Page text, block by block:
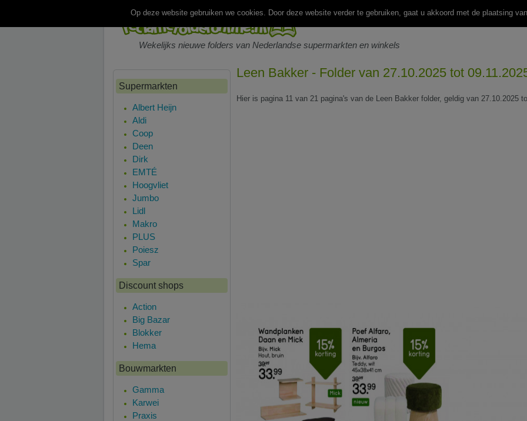
Wekelijks nieuwe folders van Nederlandse supermarkten en winkels
Leen Bakker - Folder van 27.10.2025 tot
Hier is pagina 11 van 21 pagina's van de Leen Bakker folder, geldig van 27.10.2025
Supermarkten
Albert Heijn
Aldi
Coop
Deen
Dirk
EMTÉ
Hoogvliet
Jumbo
Lidl
Makro
PLUS
Poiesz
Spar
Discount shops
Action
Big Bazar
Blokker
Hema
Bouwmarkten
Gamma
Karwei
Praxis
Op deze website gebruiken we cookies. Door deze website verder te gebruiken, gaat u akkoord met de plaatsing